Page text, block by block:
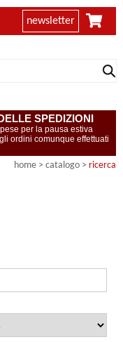
newsletter
SPEDIZIONI
per la pausa estiva
ordini comunque effettuati
home > catalogo > ricerca